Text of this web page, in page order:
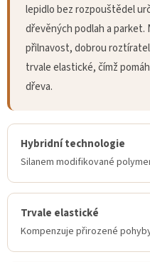
lepidlo bez rozpouštědel
dřevěných podlah a
přilnavost, dobrou
trvale elastické, čímž
dřeva.
Hybridní technologie
Silanem modifikované
Trvale elastické
Kompenzuje přirozené